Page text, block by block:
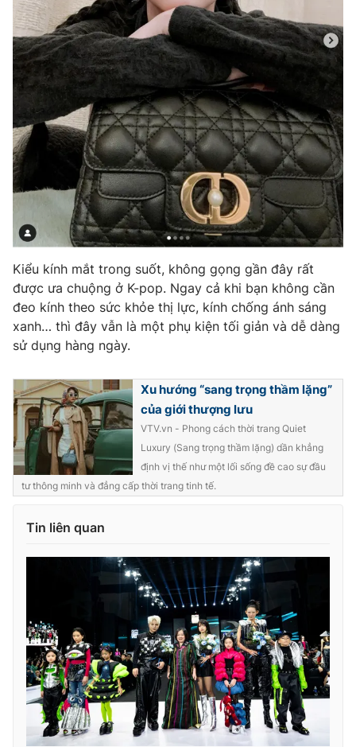
Kiểu kính mắt trong suốt, không gọng gần đây rất
được ưa chuộng ở K-pop. Ngay cả khi bạn không cần
đeo kính theo sức khỏe thị lực, kính chống ánh sáng
xanh… thì đây vẫn là một phụ kiện tối giản và dễ dàng
sử dụng hàng ngày.
Xu hướng “sang trọng thầm lặng”
của giới thượng lưu
VTV.vn - Phong cách thời trang Quiet
Luxury (Sang trọng thầm lặng) dần khẳng
định vị thế như một lối sống đề cao sự đầu
tư thông minh và đẳng cấp thời trang tinh tế.
Tin liên quan